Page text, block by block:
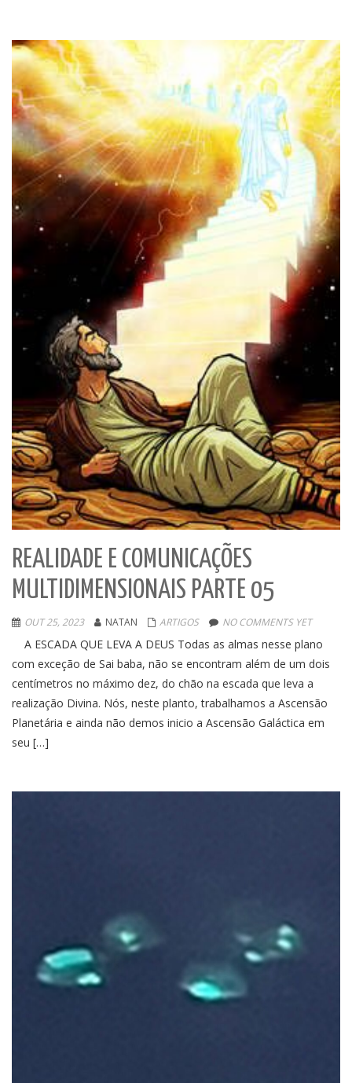
REALIDADE E COMUNICAÇÕES
MULTIDIMENSIONAIS PARTE 05
OUT 25, 2023 NATAN ARTIGOS NO COMMENTS YET
A ESCADA QUE LEVA A DEUS Todas as almas nesse plano
com exceção de Sai baba, não se encontram além de um dois
centímetros no máximo dez, do chão na escada que leva a
realização Divina. Nós, neste planto, trabalhamos a Ascensão
Planetária e ainda não demos inicio a Ascensão Galáctica em
seu […]